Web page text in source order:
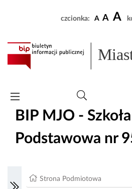
czcionka: A A A
BIP MJO - Szkoła
Podstawowa nr
Strona Podmiotowa